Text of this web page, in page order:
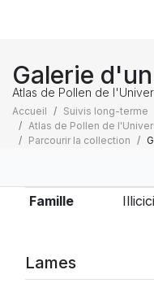
Galerie
Atlas de Pollen de
Accueil
Suivis long-terme
Atlas de Pollen de
Parcourir la collection
Famille
Lames